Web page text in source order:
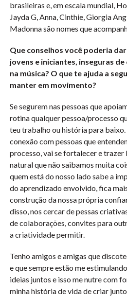
brasileiras e, em escala mundial,
Jayda G, Anna, Cinthie, Giorgia
Madonna são nomes que
Que conselhos você poderia
jovens e iniciantes, inseguras
na música? O que te ajuda a
manter em movimento?
Se segurem nas pessoas que
rotina qualquer pessoa/processo
teu trabalho ou história para
conexão com pessoas que
processo, vai se fortalecer e trazer
natural que não saibamos muita
quem está do nosso lado sabe a
do aprendizado envolvido, fica
construção da nossa própria
disso, nos cercar de pessas
de colaborações, convites para
a criatividade permitir.
Tenho amigos e amigas que
e que sempre estão me
ideias juntos e isso me nutre com
minha história de vida de criar